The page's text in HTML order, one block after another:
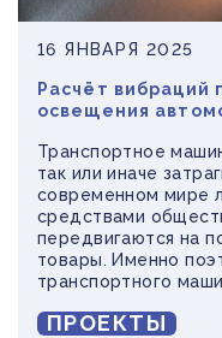
16 ЯНВАРЯ 2025
Расчёт вибраций
освещения
Транспортное
так или иначе
современном мире
средствами
передвигаются на
товары. Именно
транспортного
прочности и
ПРОЕКТЫ